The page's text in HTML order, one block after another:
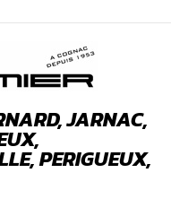
JARNAC,
PERIGUEUX,